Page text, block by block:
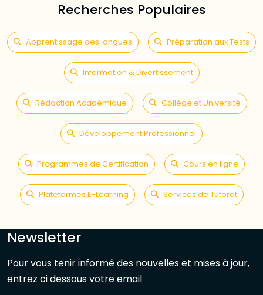
Recherches Populaires
Apprentissage des langues Préparation aux Tests
Information & Divertissement
Rédaction Académique Collège et Université
Développement Professionnel
Programmes de Certification Cours en ligne
Plateformes E-Learning Services de Tutorat
Newsletter
Pour vous tenir informé des nouvelles et mises à jour,
entrez ci dessous votre email